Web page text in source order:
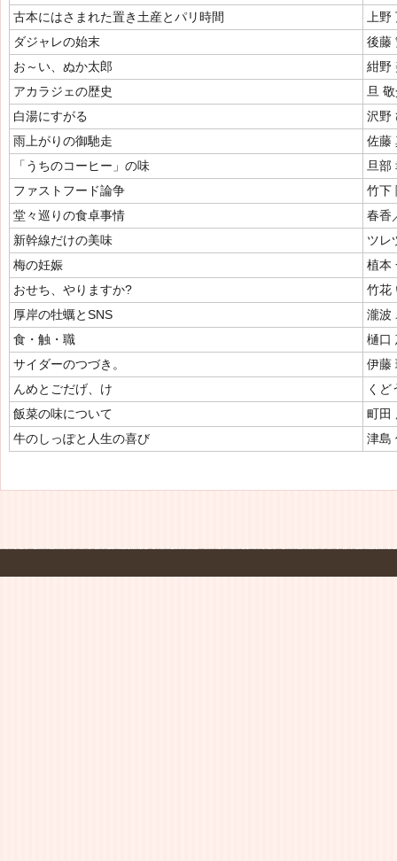
古本にはさまれた置き土産とパリ時間
上
ダジャレの始末
後藤
お～い、ぬか太郎
紺野
アカラジェの歴史
旦
白湯にすがる
沢野
雨上がりの御馳走
佐藤
「うちのコーヒー」の味
旦部
ファストフード論争
竹下
堂々巡りの食卓事情
春香
新幹線だけの美味
ツレ
梅の妊娠
植本
おせち、やりますか?
竹花
厚岸の牡蠣とSNS
瀧波
食・触・職
樋口
サイダーのつづき。
伊藤
んめとごだげ、け
くど
飯菜の味について
町田
牛のしっぽと人生の喜び
津島